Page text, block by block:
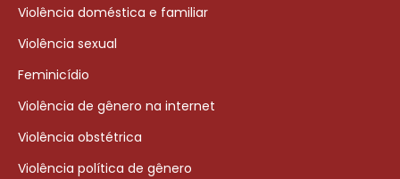
Violência doméstica e familiar
Violência sexual
Feminicídio
Violência de gênero na internet
Violência obstétrica
Violência política de gênero